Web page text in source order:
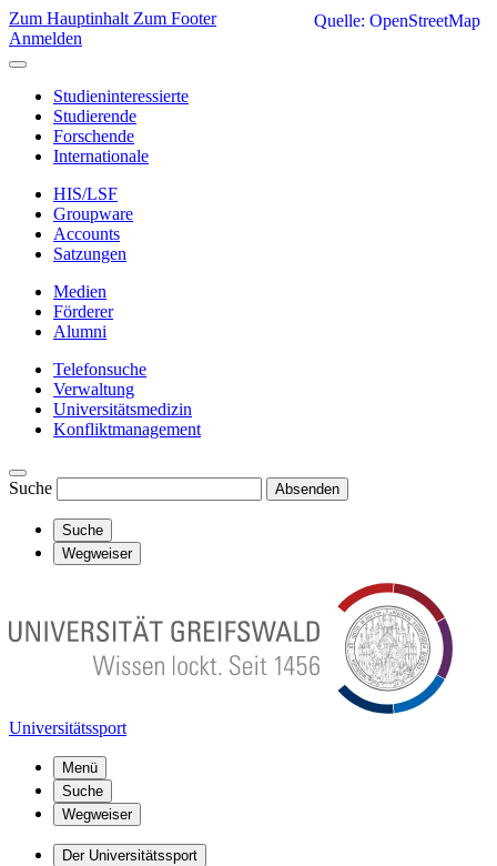
Zum Hauptinhalt Zum Footer
Anmelden
Studieninteressierte
Studierende
Forschende
Internationale
HIS/LSF
Groupware
Accounts
Satzungen
Medien
Förderer
Alumni
Telefonsuche
Verwaltung
Universitätsmedizin
Konfliktmanagement
Suche Absenden
Suche
Wegweiser
Universitätssport
Menü
Suche
Wegweiser
Der Universitätssport
Quelle: OpenStreetMap